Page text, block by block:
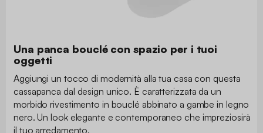
Una panca bouclé con spazio per i tuoi
oggetti
Aggiungi un tocco di modernità alla tua casa con questa
cassapanca dal design unico. È caratterizzata da un
morbido rivestimento in bouclé abbinato a gambe in legno
nero. Un look elegante e contemporaneo che impreziosirà
il tuo arredamento.